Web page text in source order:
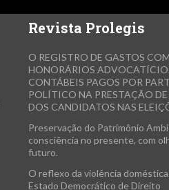
Revista Prolegis
O REGISTRO DE GASTOS COM
HONORÁRIOS
CONTÁBEIS PAGOS POR
POLÍTICO NA PRESTAÇÃO
DOS CANDIDATOS NAS
Preservação do Patrimônio
consciência no presente, com
futuro.
O reflexo da violência
Estado Democrático de Direito